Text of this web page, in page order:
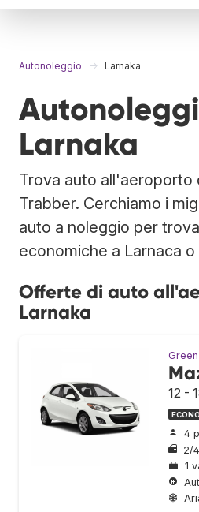
Autonoleggio Larnaka
Larnaka
Trova auto all'aeroporto
Trabber. Cerchiamo i
auto a noleggio per
economiche a Larnaca
Offerte di auto
Larnaka
12 -
4
2/
1